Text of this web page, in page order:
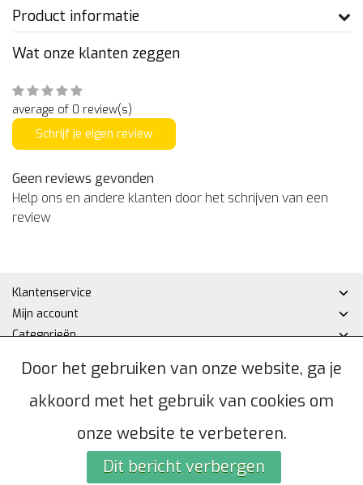
Product informatie
Wat onze klanten zeggen
average of 0 review(s)
Schrijf je eigen review
Geen reviews gevonden
Help ons en andere klanten door het schrijven van een
review
Klantenservice
Mijn account
Categorieën
© Copyright 2026 - Hakan DHZ | Realisatie InStijl Media
Door het gebruiken van onze website, ga je
akkoord met het gebruik van cookies om
onze website te verbeteren.
Dit bericht verbergen